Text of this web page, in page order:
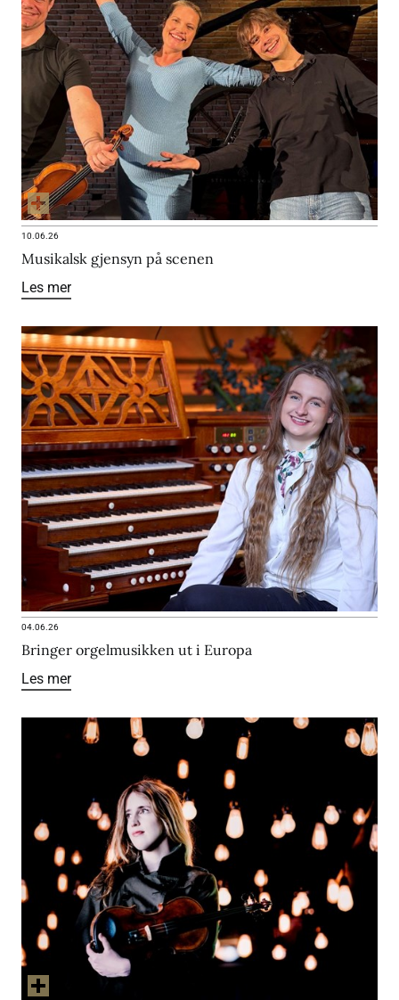
10.06.26
Musikalsk gjensyn på scenen
Les mer
04.06.26
Bringer orgelmusikken ut i Europa
Les mer